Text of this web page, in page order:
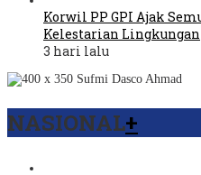
Korwil PP GPI Ajak
Kelestarian Lingkungan
3 hari lalu
NASIONAL+